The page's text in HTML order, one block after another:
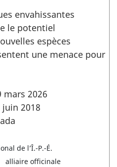
envahissantes
le potentiel
espèces
une menace pour
mars 2026
juin 2018
de l’Î.-P.-É.
alliaire officinale